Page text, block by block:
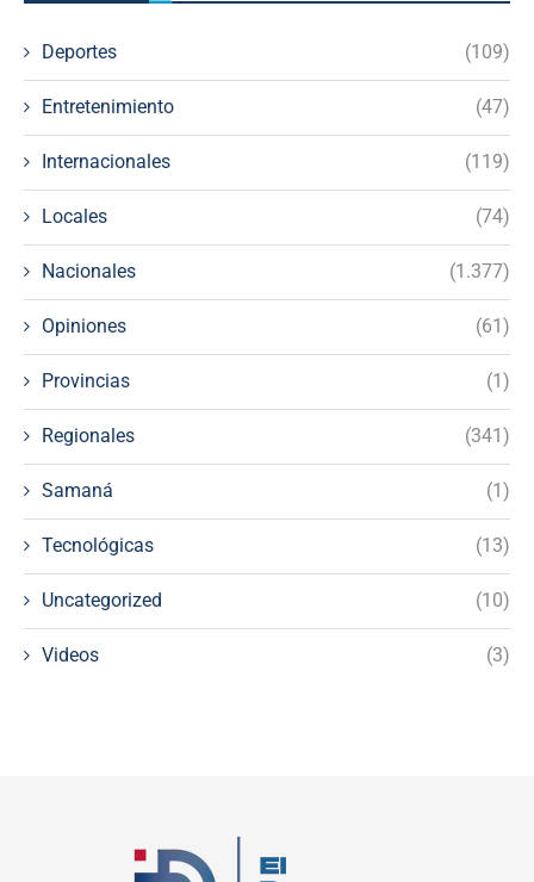
Deportes (109)
Entretenimiento (47)
Internacionales (119)
Locales (74)
Nacionales (1.377)
Opiniones (61)
Provincias (1)
Regionales (341)
Samaná (1)
Tecnológicas (13)
Uncategorized (10)
Videos (3)